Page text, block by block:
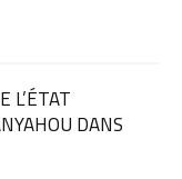
L’ÉTAT
DANS